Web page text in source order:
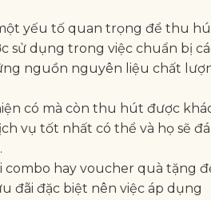
yếu tố quan trọng để thu
sử dụng trong việc chuẩn bị
nguồn nguyên liệu chất
có mà còn thu hút được
vụ tốt nhất có thể và họ sẽ
combo hay voucher quà tặng
đãi đặc biệt nên việc áp dụng